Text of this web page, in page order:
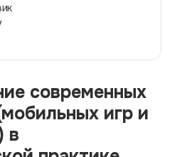
современных
игр и
в